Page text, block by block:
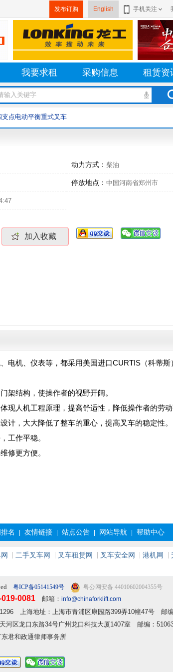
发布订购 English 手机关注
我要求租 采购信息 租赁资
支点电动平衡重式叉车
动力方式： 柴油
停放地点： 中国河南省郑州市
加入收藏
电机、仪表等，都采用美国进口CURTIS（科蒂
架结构，使操作者的视野开阔。
现人机工程原理，提高舒适性，降低操作者的劳
计，大大降低了整车的重心，提高叉车的稳定性。
工作平稳。
修更方便。
名 友情链接 站点公告 网站导航 帮助中心
二手叉车网 叉车租赁网 叉车安全网 港机网
粤ICP备05141549号 粤公网安备 44010602004355号
0081 邮箱： info@chinaforklift.com
上海地址：上海市青浦区康园路399弄10幢47号 邮
河区龙口东路34号广州龙口科技大厦1407室 邮编：
君和政通律师事务所